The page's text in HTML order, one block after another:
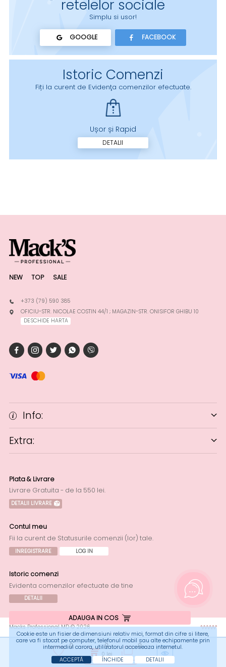
ADAUGA IN COS
retelelor sociale
Simplu si usor!
GOOGLE FACEBOOK
Istoric Comenzi
Fiți la curent de Evidenţa comenzilor efectuate.
Ușor și Rapid
DETALII
0 0
0 lei
0
NEW TOP SALE
+373 (79) 590 385
OFICIU-STR. NICOLAE COSTIN 44/1 ; MAGAZIN-STR. ONISIFOR GHIBU 10
DESCHIDE HARTA
Info:
Extra:
Plata & Livrare
Livrare Gratuita - de la 550 lei.
DETALII LIVRARE
Contul meu
Fii la curent de Statusurile comenzii (lor) tale.
INREGISTRARE LOG IN
Istoric comenzi
Evidenta comenzilor efectuate de tine
DETALII
Macks Professional MD © 2026
Cookie este un fisier de dimensiuni relativ mici, format din cifre si litere,
care va fi stocat pe computer, telefonul mobil sau alte echipamente prin
intermediul carora, utilizatorul acceseaza internetul.
ACCEPTĂ ÎNCHIDE DETALII